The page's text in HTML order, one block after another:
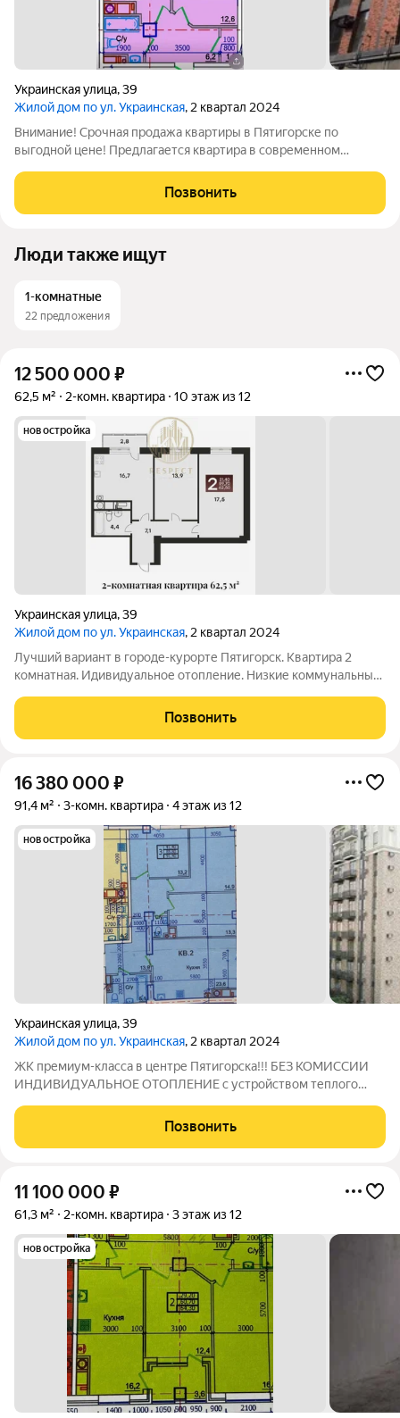
Украинская улица,39
Жилой дом по ул. Украинская, 2 квартал 2024
Внимание! Срочная продажа квартиры в Пятигорске по
выгодной цене! Предлагается квартира в современном
центре города. Дом уже сдан в 2024 году можно сразу
приступать к ремонту и переезжать.
Позвонить
Люди также ищут
1-комнатные
22 предложения
12 500 000 ₽
62,5 м² 2-комн. квартира 10 этаж из 12
новостройка
Украинская улица,39
Жилой дом по ул. Украинская, 2 квартал 2024
Лучший вариант в городе-курорте Пятигорск. Квартира 2
комнатная. Идивидуальное отопление. Низкие коммунальные
Комфортный этаж,кирпичный дом. Закрытая территория.
Развитая инфраструктура в шаговой
Позвонить
16 380 000 ₽
91,4 м² 3-комн. квартира 4 этаж из 12
новостройка
Украинская улица,39
Жилой дом по ул. Украинская, 2 квартал 2024
ЖК премиум-класса в центре Пятигорска!!! БЕЗ КОМИССИИ
ИНДИВИДУАЛЬНОЕ ОТОПЛЕНИЕ с устройством теплого
итальянскими котлами "Baxi" Закрытая охраняемая территория
! Видеонаблюдение по периметру во
Позвонить
11 100 000 ₽
61,3 м² 2-комн. квартира 3 этаж из 12
новостройка